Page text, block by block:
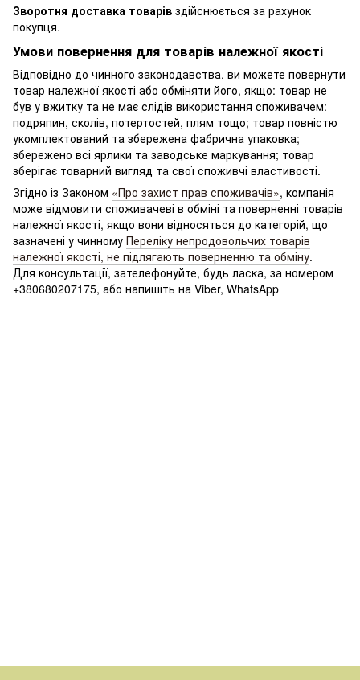
Зворотня доставка товарів здійснюється за рахунок
покупця.
Умови повернення для товарів належної якості
Відповідно до чинного законодавства, ви можете повернути
товар належної якості або обміняти його, якщо: товар не
був у вжитку та не має слідів використання споживачем:
подряпин, сколів, потертостей, плям тощо; товар повністю
укомплектований та збережена фабрична упаковка;
збережено всі ярлики та заводське маркування; товар
зберігає товарний вигляд та свої споживчі властивості.
Згідно із Законом «Про захист прав споживачів», компанія
може відмовити споживачеві в обміні та поверненні товарів
належної якості, якщо вони відносяться до категорій, що
зазначені у чинному Переліку непродовольчих товарів
належної якості, не підлягають поверненню та обміну.
Для консультації, зателефонуйте, будь ласка, за номером
+380680207175, або напишіть на Viber, WhatsApp